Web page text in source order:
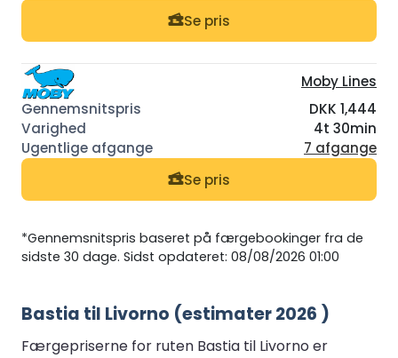
Se pris
Moby Lines
DKK 1,444
4t 30min
7 afgange
Se pris
*Gennemsnitspris baseret på færgebookinger fra de
sidste 30 dage. Sidst opdateret: 08/08/2026 01:00
Bastia til Livorno (estimater 2026 )
Færgepriserne for ruten Bastia til Livorno er